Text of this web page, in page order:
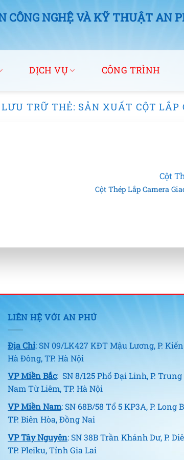
CÔNG NGHỆ VÀ KỸ THUẬT AN
DỊCH VỤ CÔNG TRÌNH
LƯU TRỮ THẺ: SẢN XUẤT CỘT LẮP
Cột
Cột Thép Lắp Camera
LIÊN HỆ VỚI AN PHÚ
Địa Chỉ: SN 09/LK427 KĐT Mậu Lương, P.
Hà Đông, TP. Hà Nội
VP Miền Bắc: SN 8/125 Phố Đại Linh, P. Trung
Nam Từ Liêm, TP. Hà Nội
VP Miền Nam: SN 68B/58 Tổ 5 KP3A, P. Long
TP. Biên Hòa, Đồng Nai
VP Tây Nguyên: SN 38B Trần Khánh Dư, P.
TP. Pleiku, Tỉnh Gia Lai